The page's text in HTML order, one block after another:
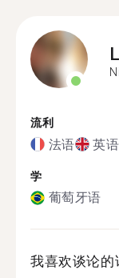
流利
法语 英语
学
葡萄牙语
我喜欢谈论的